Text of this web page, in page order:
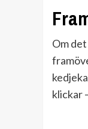
Om
klickar